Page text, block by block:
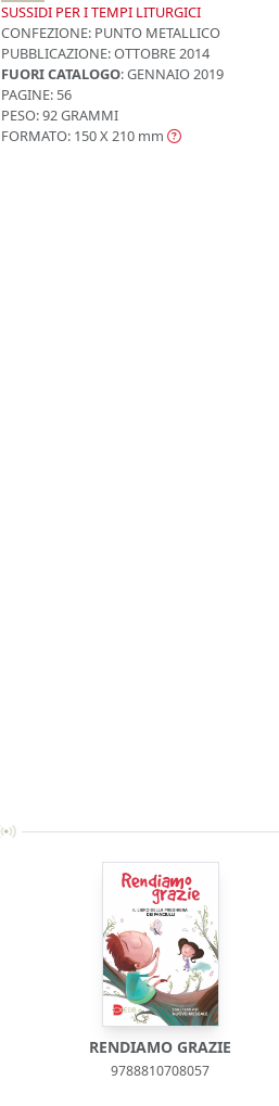
SUSSIDI PER I TEMPI LITURGICI
CONFEZIONE: PUNTO METALLICO
PUBBLICAZIONE:OTTOBRE 2014
FUORI CATALOGO: GENNAIO 2019
PAGINE: 56
PESO: 92 GRAMMI
FORMATO: 150 X 210 mm
RENDIAMO GRAZIE
9788810708057